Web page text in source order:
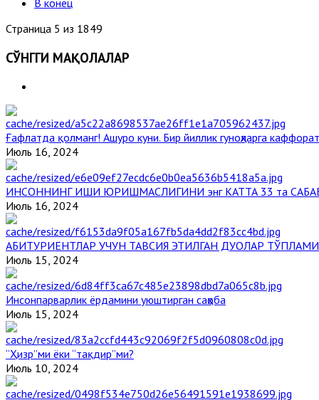
В конец
Страница 5 из 1849
СЎНГГИ МАҚОЛАЛАР
Ғафлатда қолманг! Ашуро куни. Бир йиллик гуноҳларга
Июль 16, 2024
ИНСОННИНГ ИШИ ЮРИШМАСЛИГИНИ энг КАТТА 33 та
Июль 16, 2024
АБИТУРИЕНТЛАР УЧУН ТАВСИЯ ЭТИЛГАН ДУОЛАР ТЎПЛАМИ
Июль 15, 2024
Инсонпарварлик ёрдамини уюштирган саҳоба
Июль 15, 2024
“Ҳизр”ми ёки “тақдир”ми?
Июль 10, 2024